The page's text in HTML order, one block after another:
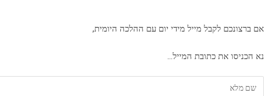
אם ברצונכם לקבל מייל מידי יום עם ההלכה היומית,
נא הכניסו את כתובת המייל…